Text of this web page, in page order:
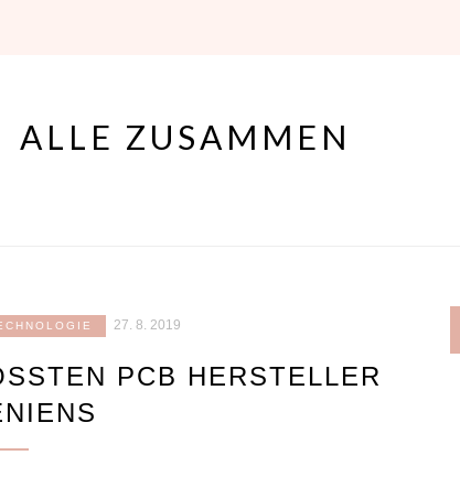
ALLE ZUSAMMEN
27. 8. 2019
PCB HERSTELLER S